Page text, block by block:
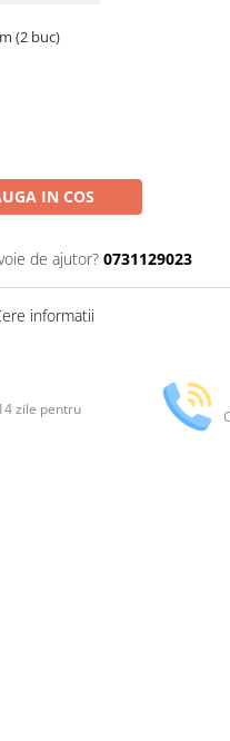
(2 buc)
IN COS
de ajutor? 0731129023
informatii
zile pentru